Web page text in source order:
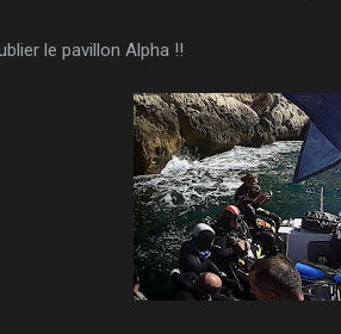
le pavillon Alpha !!